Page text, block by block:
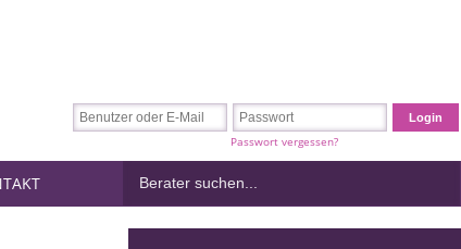
Passwort vergessen?